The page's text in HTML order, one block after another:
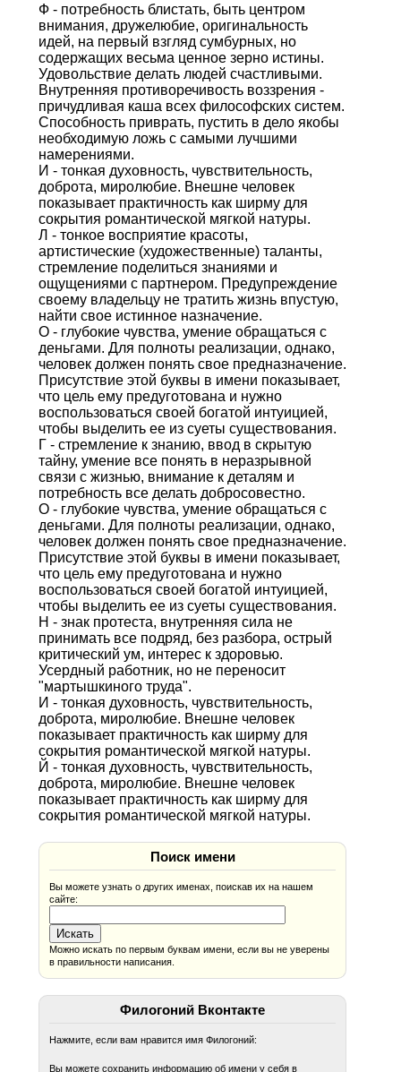
Ф - потребность блистать, быть центром
внимания, дружелюбие, оригинальность
идей, на первый взгляд сумбурных, но
содержащих весьма ценное зерно истины.
Удовольствие делать людей счастливыми.
Внутренняя противоречивость воззрения -
причудливая каша всех философских систем.
Способность приврать, пустить в дело якобы
необходимую ложь с самыми лучшими
намерениями.
И - тонкая духовность, чувствительность,
доброта, миролюбие. Внешне человек
показывает практичность как ширму для
сокрытия романтической мягкой натуры.
Л - тонкое восприятие красоты,
артистические (художественные) таланты,
стремление поделиться знаниями и
ощущениями с партнером. Предупреждение
своему владельцу не тратить жизнь впустую,
найти свое истинное назначение.
О - глубокие чувства, умение обращаться с
деньгами. Для полноты реализации, однако,
человек должен понять свое предназначение.
Присутствие этой буквы в имени показывает,
что цель ему предуготована и нужно
воспользоваться своей богатой интуицией,
чтобы выделить ее из суеты существования.
Г - стремление к знанию, ввод в скрытую
тайну, умение все понять в неразрывной
связи с жизнью, внимание к деталям и
потребность все делать добросовестно.
О - глубокие чувства, умение обращаться с
деньгами. Для полноты реализации, однако,
человек должен понять свое предназначение.
Присутствие этой буквы в имени показывает,
что цель ему предуготована и нужно
воспользоваться своей богатой интуицией,
чтобы выделить ее из суеты существования.
Н - знак протеста, внутренняя сила не
принимать все подряд, без разбора, острый
критический ум, интерес к здоровью.
Усердный работник, но не переносит
"мартышкиного труда".
И - тонкая духовность, чувствительность,
доброта, миролюбие. Внешне человек
показывает практичность как ширму для
сокрытия романтической мягкой натуры.
Й - тонкая духовность, чувствительность,
доброта, миролюбие. Внешне человек
показывает практичность как ширму для
сокрытия романтической мягкой натуры.
Поиск имени
Вы можете узнать о других именах, поискав их на нашем
сайте:
Можно искать по первым буквам имени, если вы не уверены
в правильности написания.
Филогоний Вконтакте
Нажмите, если вам нравится имя Филогоний:
Вы можете сохранить информацию об имени у себя в